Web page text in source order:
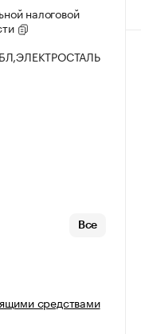
налоговой
Все
средствами